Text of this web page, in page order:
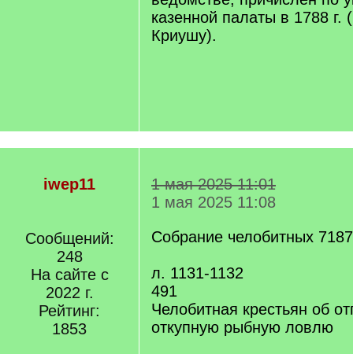
казенной палаты в 1788
Криушу).
iwep11
Сообщений:
248
На сайте с
2022 г.
Рейтинг:
1853
1 мая 2025 11:01
1 мая 2025 11:08
Собрание челобитных
л. 1131-1132
491
Челобитная крестьян об
откупную рыбную ловлю